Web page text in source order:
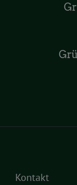
Kontakt